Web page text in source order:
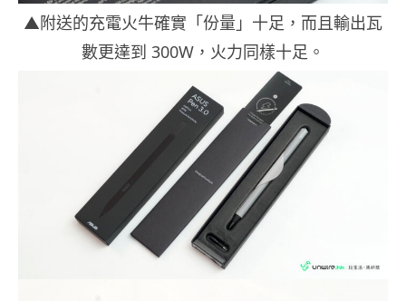
▲附送的充電火牛確實「份量」十足，而且輸出瓦
數更達到 300W，火力同樣十足。